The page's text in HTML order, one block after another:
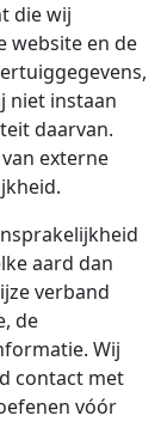
die wij
website en de
niet instaan
daarvan.
externe
aard dan
verband
de
Wij
contact met
vóór